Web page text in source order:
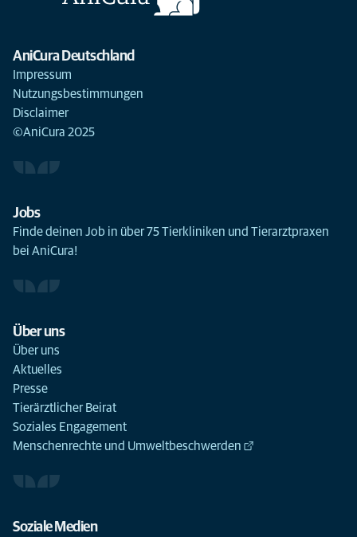
AniCura Deutschland
Impressum
Nutzungsbestimmungen
Disclaimer
©AniCura 2025
Jobs
Finde deinen Job in über 75 Tierkliniken und Tierarztpraxen
bei AniCura!
Über uns
Über uns
Aktuelles
Presse
Tierärztlicher Beirat
Soziales Engagement
Menschenrechte und Umweltbeschwerden
Soziale Medien